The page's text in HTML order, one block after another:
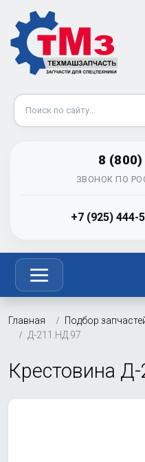
8
ЗВОНОК ПО
+7 (925) 444-
Главная Подбор
Д-211.НД.97
Крестовина